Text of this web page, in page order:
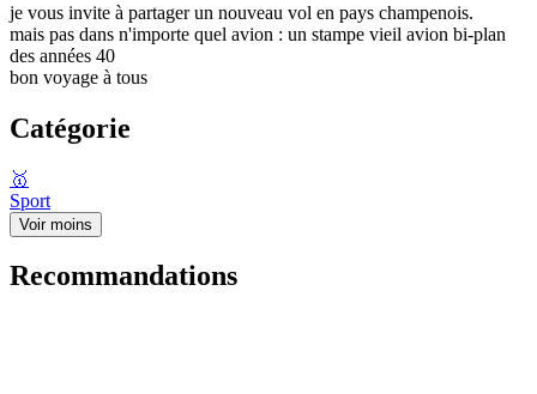
je vous invite à partager un nouveau vol en pays champenois.
mais pas dans n'importe quel avion : un stampe vieil avion bi-plan
des années 40
bon voyage à tous
Catégorie
🥇
Sport
Voir moins
Recommandations